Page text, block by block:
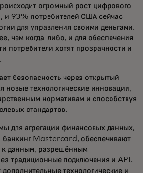
огромный рост цифрового
и 93% потребителей США сейчас
для управления своими деньгами.
чем когда-либо, и для обеспечения
потребители хотят прозрачности и
безопасность через открытый
новые технологические инновации,
нормативам и способствуя
стандартов.
для агрегации финансовых данных,
банкинг Mastercard, обеспечивают
к данным, разрешённым
традиционные подключения и API.
технологические и